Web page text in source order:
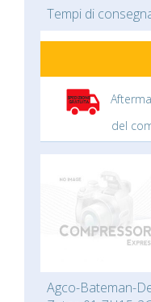
Tempi di
del
Agco-Bateman-